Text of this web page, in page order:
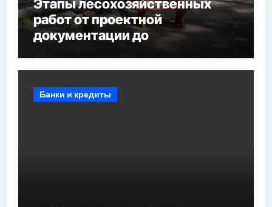
Этапы лесохозяйственных
работ от проектной
документации до
мероприятий и обустройства
Банки и кредиты